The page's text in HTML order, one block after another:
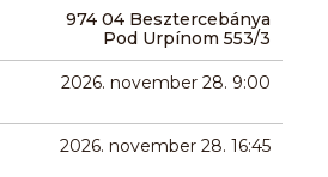
974 04 Besztercebánya
Pod Urpínom 553/3
2026. november 28. 9:00
2026. november 28. 16:45